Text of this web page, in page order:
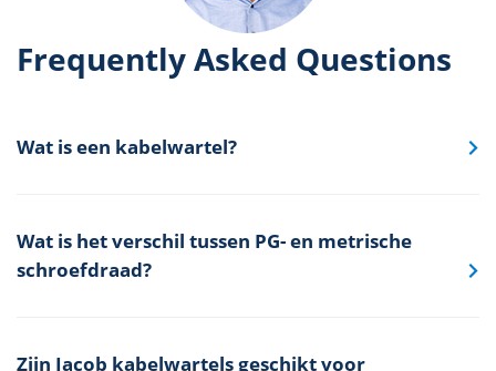
Frequently Asked Questions
Wat is een kabelwartel?
Wat is het verschil tussen PG- en metrische
schroefdraad?
Zijn Jacob kabelwartels geschikt voor